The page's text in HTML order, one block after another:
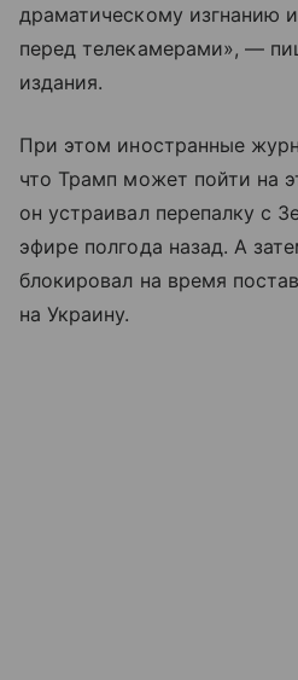
драматическому изгнанию
перед телекамерами», —
издания.
При этом иностранные
что Трамп может пойти на
он устраивал перепалку с
эфире полгода назад. А
блокировал на время
на Украину.